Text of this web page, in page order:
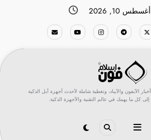
أغسطس 10, 2026
الآيفون والآيباد، وتغطية شاملة لأحدث أجهزة أبل الذكية
إلى كل ما يهمك في عالم التقنية والأجهزة الذكية.